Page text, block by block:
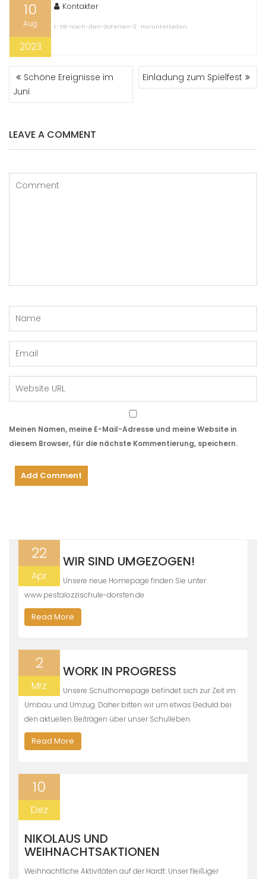
10
Aug
2023
Kontakter
1.-EB-nach-den-SoFerien-2 Herunterladen
BEITRAGS-
NAVIGATION
Schöne Ereignisse im
Juni
Einladung zum Spielfest
LEAVE A COMMENT
Meinen Namen, meine E-Mail-Adresse und meine Website in
diesem Browser, für die nächste Kommentierung, speichern.
22
Apr
WIR SIND UMGEZOGEN!
Unsere neue Homepage finden Sie unter
www.pestalozzischule-dorsten.de
Read More
2
Mrz
WORK IN PROGRESS
Unsere Schulhomepage befindet sich zur Zeit im
Umbau und Umzug. Daher bitten wir um etwas Geduld bei
den aktuellen Beiträgen über unser Schulleben.
Read More
10
Dez
NIKOLAUS UND
WEIHNACHTSAKTIONEN
Weihnachtliche Aktivitäten auf der Hardt: Unser fleißiger